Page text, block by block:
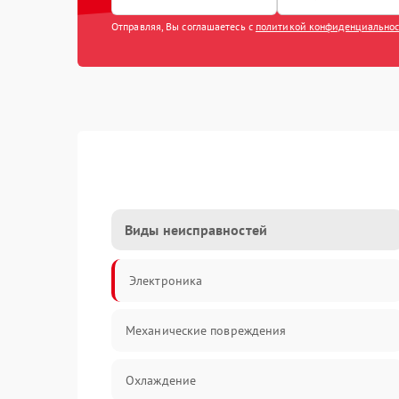
Отправляя, Вы соглашаетесь с политикой
Виды неисправностей
Электроника
Механические повреждения
Охлаждение